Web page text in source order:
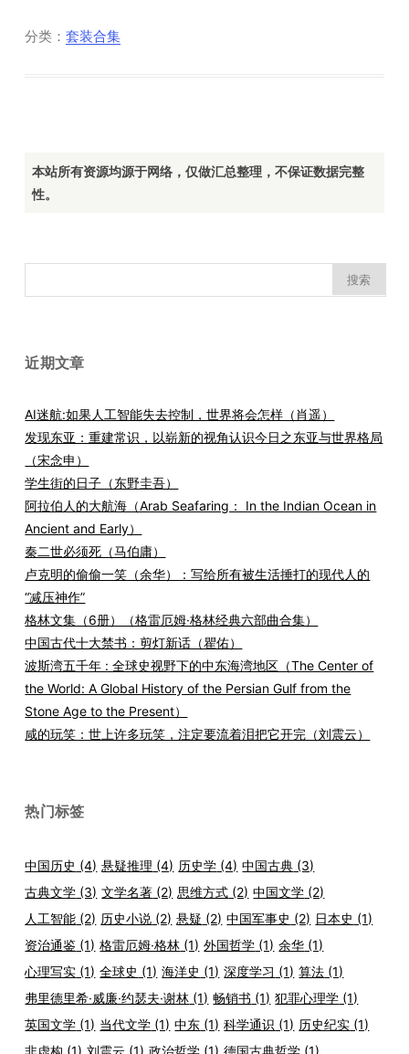
分类：套装合集
本站所有资源均源于网络，仅做汇总整理，不保证数据完整
性。
索：
近期文章
AI迷航:如果人工智能失去控制，世界将会怎样（肖遥）
发现东亚：重建常识，以崭新的视角认识今日之东亚与世界格局
（宋念申）
学生街的日子（东野圭吾）
阿拉伯人的大航海（Arab Seafaring： In the Indian Ocean in
Ancient and Early）
秦二世必须死（马伯庸）
卢克明的偷偷一笑（余华）：写给所有被生活捶打的现代人的
“减压神作”
格林文集（6册）（格雷厄姆·格林经典六部曲合集）
中国古代十大禁书：剪灯新话（瞿佑）
波斯湾五千年 : 全球史视野下的中东海湾地区（The Center of
the World: A Global History of the Persian Gulf from the
Stone Age to the Present）
咸的玩笑：世上许多玩笑，注定要流着泪把它开完（刘震云）
热门标签
中国历史 (4) 悬疑推理 (4) 历史学 (4) 中国古典 (3)
古典文学 (3) 文学名著 (2) 思维方式 (2) 中国文学 (2)
人工智能 (2) 历史小说 (2) 悬疑 (2) 中国军事史 (2) 日本史 (1)
资治通鉴 (1) 格雷厄姆·格林 (1) 外国哲学 (1) 余华 (1)
心理写实 (1) 全球史 (1) 海洋史 (1) 深度学习 (1) 算法 (1)
弗里德里希·威廉·约瑟夫·谢林 (1) 畅销书 (1) 犯罪心理学 (1)
英国文学 (1) 当代文学 (1) 中东 (1) 科学通识 (1) 历史纪实 (1)
非虚构 (1) 刘震云 (1) 政治哲学 (1) 德国古典哲学 (1)